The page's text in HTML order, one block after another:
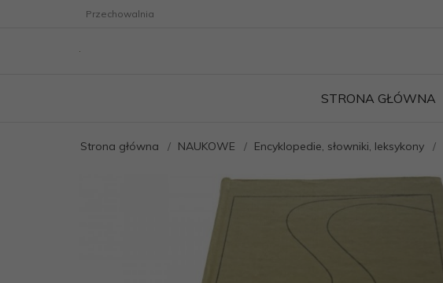
Przechowalnia
STRONA GŁÓWNA
Strona główna NAUKOWE Encyklopedie, słowniki, leksykony